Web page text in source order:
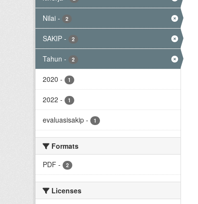
Nilai - 2
SAKIP - 2
Tahun - 2
2020 - 1
2022 - 1
evaluasisakip - 1
Formats
PDF - 2
Licenses